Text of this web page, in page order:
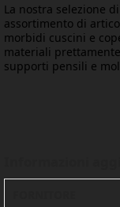
La nostra selezione
assortimento di
morbidi cuscini e
materiali
supporti pensili e